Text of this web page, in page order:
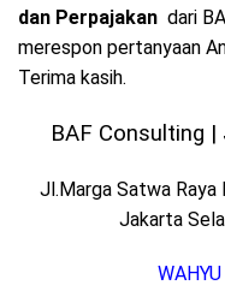
dan Perpajakan dari
merespon pertanyaan
Terima kasih.
BAF Consulting |
Jl.Marga Satwa Raya
Jakarta